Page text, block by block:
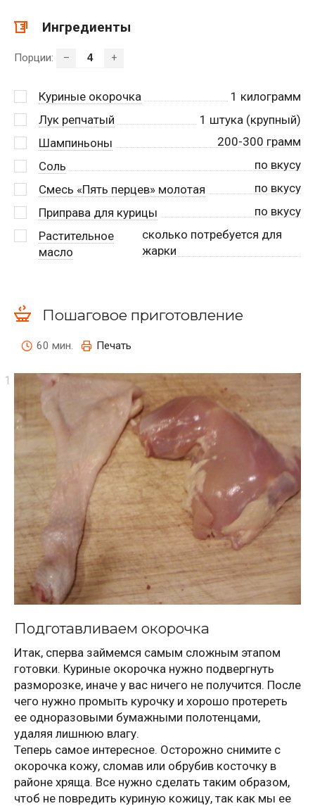
Ингредиенты
Порции: – +
Куриные окорочка 1 килограмм
Лук репчатый
1 штука (крупный)
Шампиньоны
200-300 грамм
Соль
по вкусу
Смесь «Пять перцев» молотая
по вкусу
Приправа для курицы
по вкусу
Растительное
масло
сколько потребуется для
жарки
Пошаговое приготовление
60 мин. Печать
Подготавливаем окорочка
Итак, сперва займемся самым сложным этапом
готовки. Куриные окорочка нужно подвергнуть
разморозке, иначе у вас ничего не получится. После
чего нужно промыть курочку и хорошо протереть
ее одноразовыми бумажными полотенцами,
удаляя лишнюю влагу.
Теперь самое интересное. Осторожно снимите с
окорочка кожу, сломав или обрубив косточку в
районе хряща. Все нужно сделать таким образом,
чтоб не повредить куриную кожицу, так как мы ее